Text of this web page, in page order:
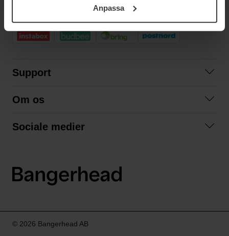
samt vår Integritetspolicy.Anpassa
Support
Betingelser
Om os
Sociale medier
LinkedIn
© 2026 Bangerhead AB